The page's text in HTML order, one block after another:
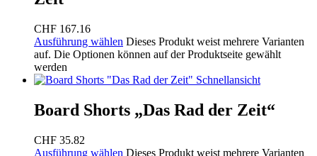
CHF 167.16
Ausführung wählen Dieses Produkt weist mehrere Varianten
auf. Die Optionen können auf der Produktseite gewählt
werden
Schnellansicht
Board Shorts „Das Rad der Zeit“
CHF 35.82
Ausführung wählen Dieses Produkt weist mehrere Varianten